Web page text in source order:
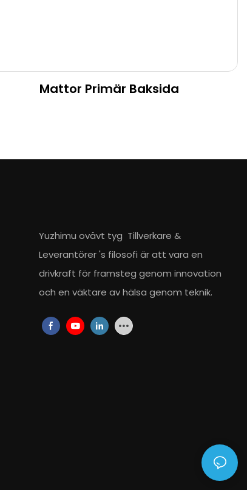
Mattor Primär Baksida
Yuzhimu ovävt tyg Tillverkare &
Leverantörer's filosofi är att vara en
drivkraft för framsteg genom innovation
och en väktare av hälsa genom teknik.